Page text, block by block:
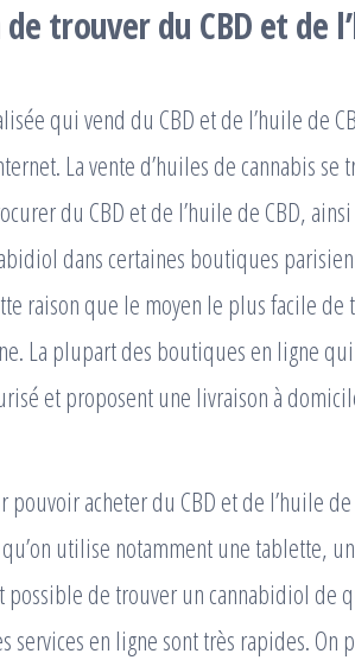
trouver du CBD et de
qui vend du CBD et de l’huile de
La vente d’huiles de cannabis se
du CBD et de l’huile de CBD,
dans certaines boutiques
raison que le moyen le plus facile de
La plupart des boutiques en ligne
et proposent une livraison à
acheter du CBD et de l’huile de
utilise notamment une tablette, un
de trouver un cannabidiol de
en ligne sont très rapides. On